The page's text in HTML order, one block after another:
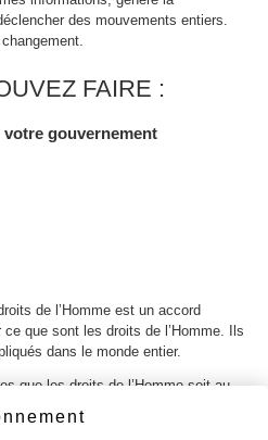
des mouvements entiers.
FAIRE :
votre gouvernement
de l’Homme est un accord
que sont les droits de l’Homme. Ils
dans le monde entier.
que les droits de l’Homme soit au
universités. Vous pouvez faire en
soient enseignés et demandés dans